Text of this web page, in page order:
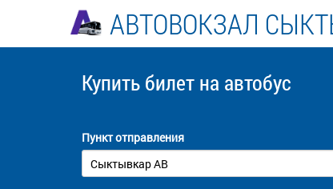
АВТОВОКЗАЛ
Купить билет на автобус
Пункт отправления